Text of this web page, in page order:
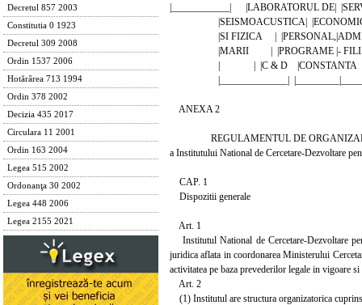
Decretul 857 2003
Constitutia 0 1923
Decretul 309 2008
Ordin 1537 2006
Hotărârea 713 1994
Ordin 378 2002
Decizia 435 2017
Circulara 11 2001
Ordin 163 2004
Legea 515 2002
Ordonanţa 30 2002
Legea 448 2006
Legea 2155 2021
|____________| |LABORATORUL DE|
|SEISMOACUSTICA|
|SI FIZICA |
|MARII | |PROGRAME |-
| | |C & D
|______________|
ANEXA 2
REGULAMENTUL DE
a Institutului National de Cercetare-Dezvoltare
CAP. 1
Dispozitii generale
Art. 1
Institutul National de Cercetare-Dezvoltare
juridica aflata in coordonarea Ministerului
activitatea pe baza prevederilor legale in vigoare
Art. 2
(1) Institutul are structura organizatorica